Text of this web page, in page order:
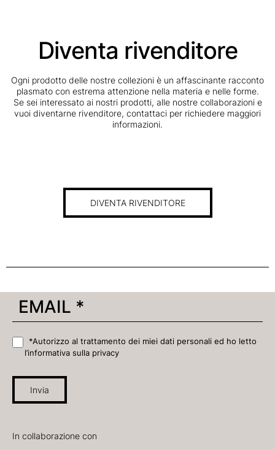
Diventa rivenditore
Ogni prodotto delle nostre collezioni è un affascinante racconto
plasmato con estrema attenzione nella materia e nelle forme.
Se sei interessato ai nostri prodotti, alle nostre collaborazioni e
vuoi diventarne rivenditore, contattaci per richiedere maggiori
informazioni.
DIVENTA RIVENDITORE
*Autorizzo al trattamento dei miei dati personali ed ho letto
l’informativa sulla privacy
Invia
In collaborazione con